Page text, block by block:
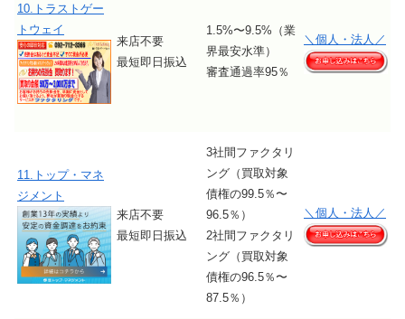
10.トラストゲー
トウェイ
来店不要
最短即日振込
1.5%〜9.5%（業
界最安水準）
審査通過率95％
＼個人・法人／
11.トップ・マネ
ジメント
来店不要
最短即日振込
3社間ファクタリ
ング（買取対象
債権の99.5％〜
96.5％）
2社間ファクタリ
ング（買取対象
債権の96.5％〜
87.5％）
＼個人・法人／